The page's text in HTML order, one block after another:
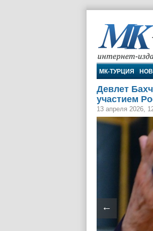
МК-Турция
МК-ТУРЦИЯ
Девлет
участием
13 апреля 2026,
←